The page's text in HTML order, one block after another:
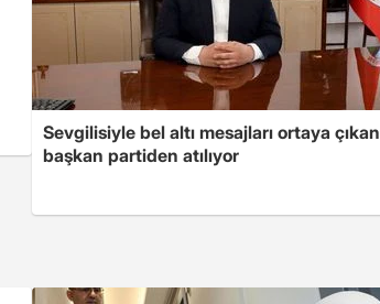
Sevgilisiyle bel altı mesajları ortaya çıkan
başkan partiden atılıyor